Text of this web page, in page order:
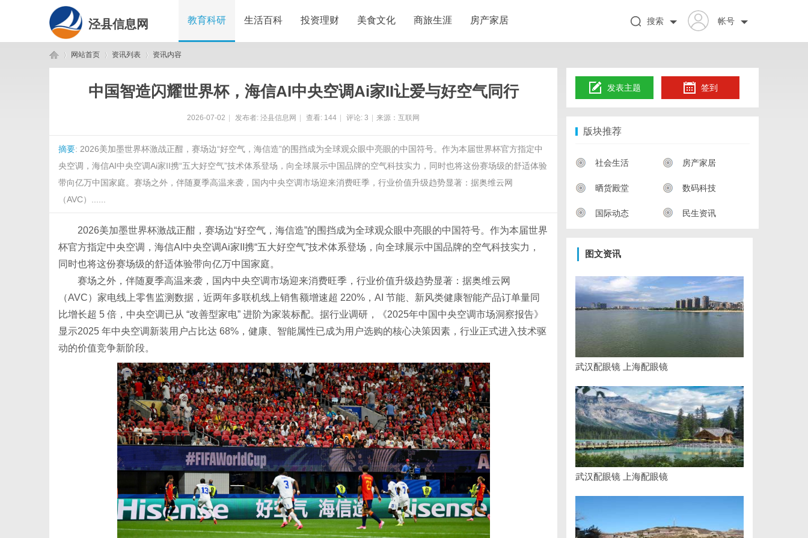
泾县信息网 教育科研 生活百科 投资理财 美食文化 商旅生涯 房产家居 帐号
搜索
网站首页 资讯列表 资讯内容
中国智造闪耀世界杯，海信AI中央空调Ai家II让爱与好空气同行
2026-07-02 发布者: 泾县信息网 查看: 144 评论: 3 来源：互联网
摘要: 2026美加墨世界杯激战正酣，赛场边“好空气，海信造”的围挡成为全球观众眼中亮眼的中国符号。作为本届世界杯官方指定中
央空调，海信AI中央空调Ai家II携“五大好空气”技术体系登场，向全球展示中国品牌的空气科技实力，同时也将这份赛场级的舒适体验
带向亿万中国家庭。赛场之外，伴随夏季高温来袭，国内中央空调市场迎来消费旺季，行业价值升级趋势显著：据奥维云网
（AVC）......
2026美加墨世界杯激战正酣，赛场边“好空气，海信造”的围挡成为全球观众眼中亮眼的中国符号。作为本届世界
杯官方指定中央空调，海信AI中央空调Ai家II携“五大好空气”技术体系登场，向全球展示中国品牌的空气科技实力，
同时也将这份赛场级的舒适体验带向亿万中国家庭。
赛场之外，伴随夏季高温来袭，国内中央空调市场迎来消费旺季，行业价值升级趋势显著：据奥维云网
（AVC）家电线上零售监测数据，近两年多联机线上销售额增速超 220%，AI 节能、新风类健康智能产品订单量同
比增长超 5 倍，中央空调已从 “改善型家电” 进阶为家装标配。据行业调研，《2025年中国中央空调市场洞察报告》
显示2025 年中央空调新装用户占比达 68%，健康、智能属性已成为用户选购的核心决策因素，行业正式进入技术驱
动的价值竞争新阶段。
发表主题 签到
版块推荐
社会生活 房产家居
晒货殿堂 数码科技
国际动态 民生资讯
图文资讯
武汉配眼镜 上海配眼镜
武汉配眼镜 上海配眼镜